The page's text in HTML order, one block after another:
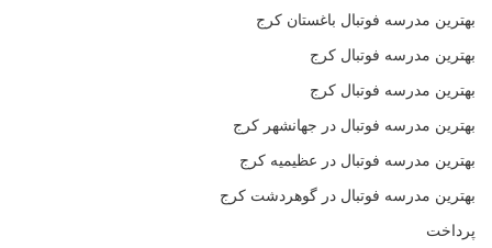
بهترین مدرسه فوتبال باغستان کرج
بهترین مدرسه فوتبال کرج
بهترین مدرسه فوتبال کرج
بهترین مدرسه فوتبال در جهانشهر کرج
بهترین مدرسه فوتبال در عظیمیه کرج
بهترین مدرسه فوتبال در گوهردشت کرج
پرداخت